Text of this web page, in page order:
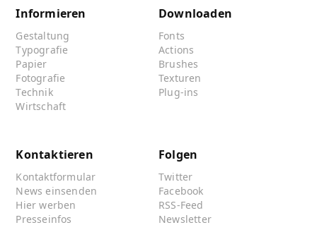
Informieren
Gestaltung
Typografie
Papier
Fotografie
Technik
Wirtschaft
Downloaden
Fonts
Actions
Brushes
Texturen
Plug-ins
Kontaktieren
Kontaktformular
News einsenden
Hier werben
Presseinfos
Folgen
Twitter
Facebook
RSS-Feed
Newsletter